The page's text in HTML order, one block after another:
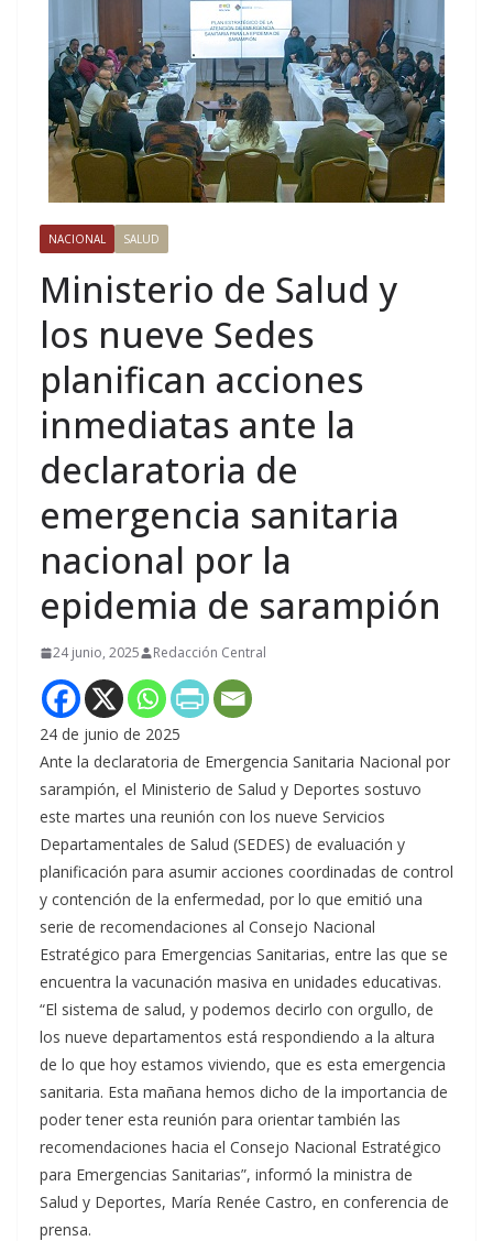
NACIONAL SALUD
Ministerio de Salud y
los nueve Sedes
planifican acciones
inmediatas ante la
declaratoria de
emergencia sanitaria
nacional por la
epidemia de sarampión
24 junio, 2025 Redacción Central
24 de junio de 2025
Ante la declaratoria de Emergencia Sanitaria Nacional por
sarampión, el Ministerio de Salud y Deportes sostuvo
este martes una reunión con los nueve Servicios
Departamentales de Salud (SEDES) de evaluación y
planificación para asumir acciones coordinadas de control
y contención de la enfermedad, por lo que emitió una
serie de recomendaciones al Consejo Nacional
Estratégico para Emergencias Sanitarias, entre las que se
encuentra la vacunación masiva en unidades educativas.
“El sistema de salud, y podemos decirlo con orgullo, de
los nueve departamentos está respondiendo a la altura
de lo que hoy estamos viviendo, que es esta emergencia
sanitaria. Esta mañana hemos dicho de la importancia de
poder tener esta reunión para orientar también las
recomendaciones hacia el Consejo Nacional Estratégico
para Emergencias Sanitarias”, informó la ministra de
Salud y Deportes, María Renée Castro, en conferencia de
prensa.